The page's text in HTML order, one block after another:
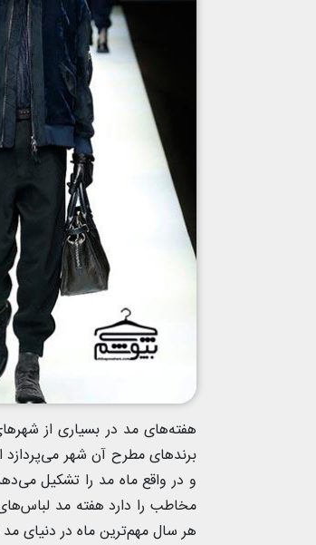
هفته‌های مد در بسیاری از
برندهای مطرح آن شهر
و در واقع ماه مد را تشکیل
مخاطب را دارد هفته مد لباس‌های
هر سال مهم‌ترین ماه در دنیای